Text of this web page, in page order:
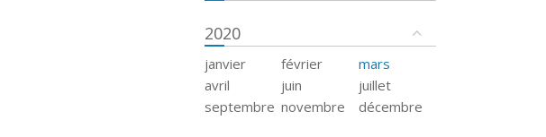
2020
janvier février
mars
avril
juin
juillet
septembre novembre décembre